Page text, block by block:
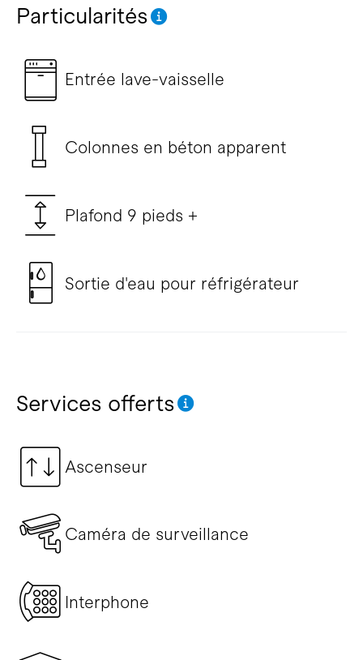
Particularités
Entrée lave-vaisselle
Colonnes en béton apparent
Plafond 9 pieds +
Sortie d'eau pour réfrigérateur
Services offerts
Ascenseur
Caméra de surveillance
Interphone